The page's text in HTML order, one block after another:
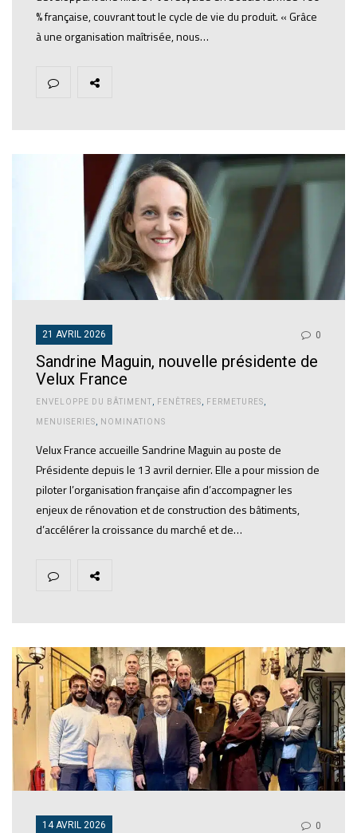
% française, couvrant tout le cycle de vie du produit. « Grâce
à une organisation maîtrisée, nous…
21 AVRIL 2026 0
Sandrine Maguin, nouvelle présidente de
Velux France
ENVELOPPE DU BÂTIMENT FENÊTRES FERMETURES
MENUISERIES NOMINATIONS
Velux France accueille Sandrine Maguin au poste de
Présidente depuis le 13 avril dernier. Elle a pour mission de
piloter l’organisation française afin d’accompagner les
enjeux de rénovation et de construction des bâtiments,
d’accélérer la croissance du marché et de…
14 AVRIL 2026 0